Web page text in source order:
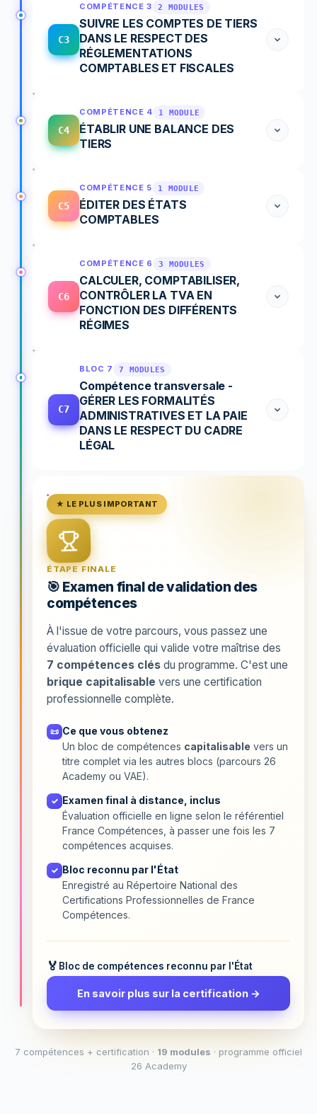
C3
COMPÉTENCE 3 2 MODULES
SUIVRE LES COMPTES DE TIERS
DANS LE RESPECT DES
RÉGLEMENTATIONS
COMPTABLES ET FISCALES
C4
COMPÉTENCE 4 1 MODULE
ÉTABLIR UNE BALANCE DES
TIERS
C5
COMPÉTENCE 5 1 MODULE
ÉDITER DES ÉTATS
COMPTABLES
C6
COMPÉTENCE 6 3 MODULES
CALCULER, COMPTABILISER,
CONTRÔLER LA TVA EN
FONCTION DES DIFFÉRENTS
RÉGIMES
C7
BLOC 7 7 MODULES
Compétence transversale -
GÉRER LES FORMALITÉS
ADMINISTRATIVES ET LA PAIE
DANS LE RESPECT DU CADRE
LÉGAL
★ LE PLUS IMPORTANT
ÉTAPE FINALE
🎯 Examen final de validation des
compétences
À l'issue de votre parcours, vous passez une
évaluation officielle qui valide votre maîtrise des
7 compétences clés du programme. C'est une
brique capitalisable vers une certification
professionnelle complète.
📜 Ce que vous obtenez
Un bloc de compétences capitalisable vers un
titre complet via les autres blocs (parcours 26
Academy ou VAE).
✓ Examen final à distance, inclus
Évaluation officielle en ligne selon le référentiel
France Compétences, à passer une fois les 7
compétences acquises.
✓ Bloc reconnu par l'État
Enregistré au Répertoire National des
Certifications Professionnelles de France
Compétences.
Bloc de compétences reconnu par l'État
En savoir plus sur la certification →
7 compétences + certification · 19 modules · programme officiel
26 Academy